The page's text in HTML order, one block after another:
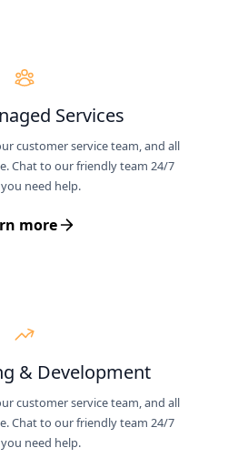
Services
customer service team, and all
Chat to our friendly team 24/7
need help.
more
& Development
customer service team, and all
Chat to our friendly team 24/7
need help.